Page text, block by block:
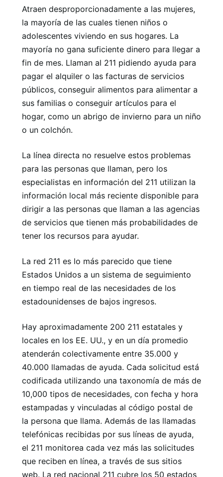
Atraen desproporcionadamente a las mujeres,
la mayoría de las cuales tienen niños o
adolescentes viviendo en sus hogares. La
mayoría no gana suficiente dinero para llegar a
fin de mes. Llaman al 211 pidiendo ayuda para
pagar el alquiler o las facturas de servicios
públicos, conseguir alimentos para alimentar a
sus familias o conseguir artículos para el
hogar, como un abrigo de invierno para un niño
o un colchón.
La línea directa no resuelve estos problemas
para las personas que llaman, pero los
especialistas en información del 211 utilizan la
información local más reciente disponible para
dirigir a las personas que llaman a las agencias
de servicios que tienen más probabilidades de
tener los recursos para ayudar.
La red 211 es lo más parecido que tiene
Estados Unidos a un sistema de seguimiento
en tiempo real de las necesidades de los
estadounidenses de bajos ingresos.
Hay aproximadamente 200 211 estatales y
locales en los EE. UU., y en un día promedio
atenderán colectivamente entre 35.000 y
40.000 llamadas de ayuda. Cada solicitud está
codificada utilizando una taxonomía de más de
10,000 tipos de necesidades, con fecha y hora
estampadas y vinculadas al código postal de
la persona que llama. Además de las llamadas
telefónicas recibidas por sus líneas de ayuda,
el 211 monitorea cada vez más las solicitudes
que reciben en línea, a través de sus sitios
web. La red nacional 211 cubre los 50 estados